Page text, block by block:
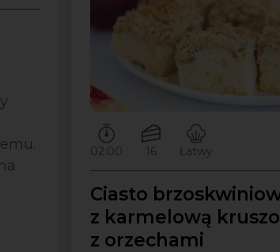
Czas przygotowywania:
02:00
Ilość porcji:
16
Poziom trudności:
Łatwy
Ciasto
z karmelową
z orzechami